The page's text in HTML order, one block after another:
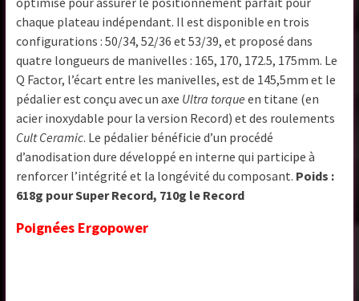
chaque plateau indépendant. Il est disponible en trois
configurations : 50/34, 52/36 et 53/39, et proposé dans
quatre longueurs de manivelles : 165, 170, 172.5, 175mm. Le
Q Factor, l’écart entre les manivelles, est de 145,5mm et le
pédalier est conçu avec un axe Ultra torque en titane (en
acier inoxydable pour la version Record) et des roulements
Cult Ceramic. Le pédalier bénéficie d’un procédé
d’anodisation dure développé en interne qui participe à
renforcer l’intégrité et la longévité du composant. Poids :
618g pour Super Record, 710g le Record
Poignées Ergopower